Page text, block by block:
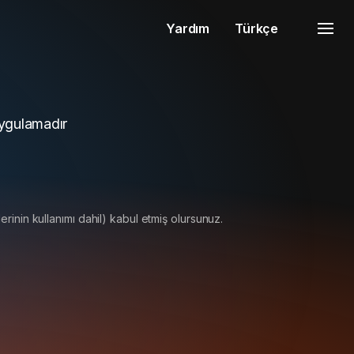
Yardım Türkçe
kullanımı dahil) kabul etmiş olursunuz.